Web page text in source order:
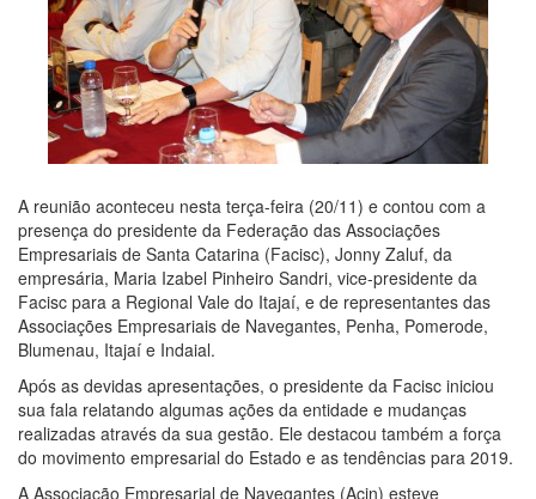
A reunião aconteceu nesta terça-feira (20/11) e contou com a
presença do presidente da Federação das Associações
Empresariais de Santa Catarina (Facisc), Jonny Zaluf, da
empresária, Maria Izabel Pinheiro Sandri, vice-presidente da
Facisc para a Regional Vale do Itajaí, e de representantes das
Associações Empresariais de Navegantes, Penha, Pomerode,
Blumenau, Itajaí e Indaial.
Após as devidas apresentações, o presidente da Facisc iniciou
sua fala relatando algumas ações da entidade e mudanças
realizadas através da sua gestão. Ele destacou também a força
do movimento empresarial do Estado e as tendências para 2019.
A Associação Empresarial de Navegantes (Acin) esteve